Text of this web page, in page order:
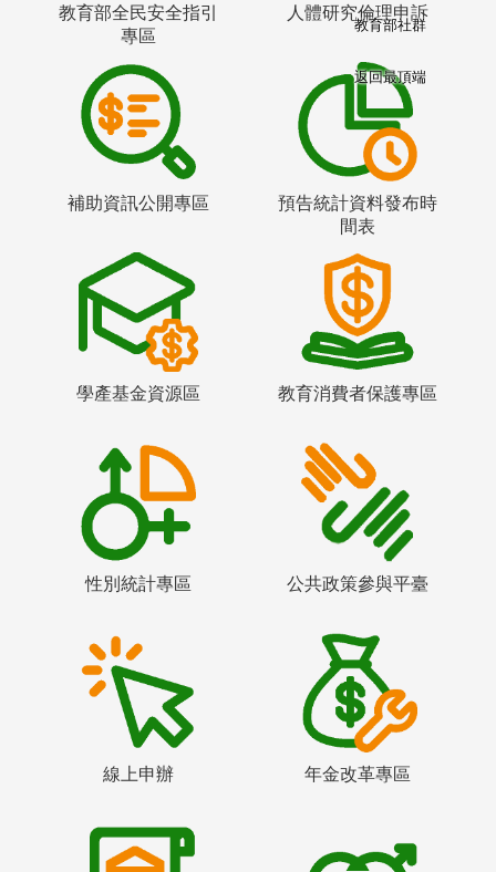
教育部全民安全指引
專區
人體研究倫理申訴
補助資訊公開專區
預告統計資料發布時
間表
學產基金資源區 教育消費者保護專區
性別統計專區 公共政策參與平臺
線上申辦 年金改革專區
教育部社群
返回最頂端